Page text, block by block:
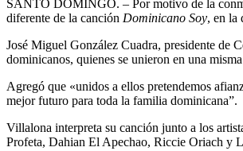
SANTO DOMINGO. – Por motivo de la
diferente de la canción Dominicano Soy, en la
José Miguel González Cuadra, presidente de
dominicanos, quienes se unieron en una
Agregó que «unidos a ellos pretendemos
mejor futuro para toda la familia dominicana”.
Villalona interpreta su canción junto a los
Profeta, Dahian El Apechao, Riccie Oriach y